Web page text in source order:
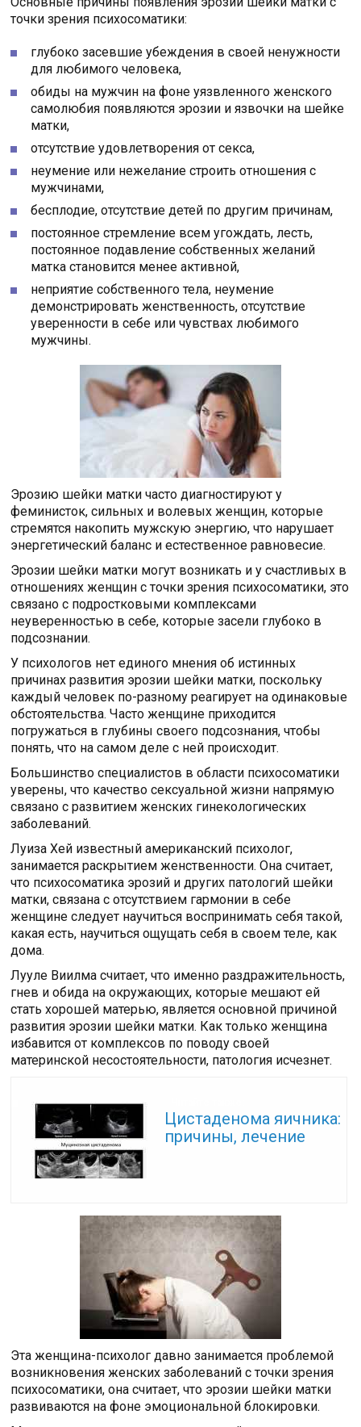
точки зрения психосоматики:
глубоко засевшие убеждения в своей ненужности
для любимого человека,
обиды на мужчин на фоне уязвленного женского
самолюбия появляются эрозии и язвочки на шейке
матки,
отсутствие удовлетворения от секса,
неумение или нежелание строить отношения с
мужчинами,
бесплодие, отсутствие детей по другим причинам,
постоянное стремление всем угождать, лесть,
постоянное подавление собственных желаний
матка становится менее активной,
неприятие собственного тела, неумение
демонстрировать женственность, отсутствие
уверенности в себе или чувствах любимого
мужчины.
Эрозию шейки матки часто диагностируют у
феминисток, сильных и волевых женщин, которые
стремятся накопить мужскую энергию, что нарушает
энергетический баланс и естественное равновесие.
Эрозии шейки матки могут возникать и у счастливых в
отношениях женщин с точки зрения психосоматики, это
связано с подростковыми комплексами
неуверенностью в себе, которые засели глубоко в
подсознании.
У психологов нет единого мнения об истинных
причинах развития эрозии шейки матки, поскольку
каждый человек по-разному реагирует на одинаковые
обстоятельства. Часто женщине приходится
погружаться в глубины своего подсознания, чтобы
понять, что на самом деле с ней происходит.
Большинство специалистов в области психосоматики
уверены, что качество сексуальной жизни напрямую
связано с развитием женских гинекологических
заболеваний.
Луиза Хей известный американский психолог,
занимается раскрытием женственности. Она считает,
что психосоматика эрозий и других патологий шейки
матки, связана с отсутствием гармонии в себе
женщине следует научиться воспринимать себя такой,
какая есть, научиться ощущать себя в своем теле, как
дома.
Лууле Виилма считает, что именно раздражительность,
гнев и обида на окружающих, которые мешают ей
стать хорошей матерью, является основной причиной
развития эрозии шейки матки. Как только женщина
избавится от комплексов по поводу своей
материнской несостоятельности, патология исчезнет.
Цистаденома яичника:
причины, лечение
Эта женщина-психолог давно занимается проблемой
возникновения женских заболеваний с точки зрения
психосоматики, она считает, что эрозии шейки матки
развиваются на фоне эмоциональной блокировки.